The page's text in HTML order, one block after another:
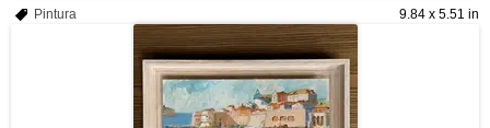
9.84 x 5.51 in
Pintura